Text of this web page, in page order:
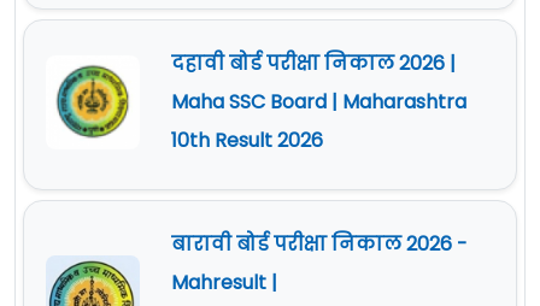
दहावी बोर्ड परीक्षा निकाल 2026 |
Maha SSC Board | Maharashtra
10th Result 2026
बारावी बोर्ड परीक्षा निकाल 2026 -
Mahresult |